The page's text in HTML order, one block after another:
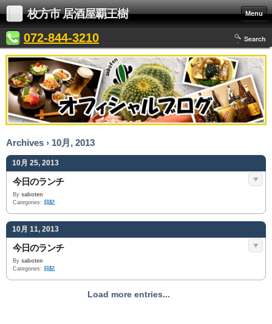
枚方市 居酒屋覇王樹 Menu
072-844-3210 Search
Archives › 10月, 2013
10月 25, 2013
今日のランチ
By saboten
Categories: 日記
10月 11, 2013
今日のランチ
By saboten
Categories: 日記
Load more entries...